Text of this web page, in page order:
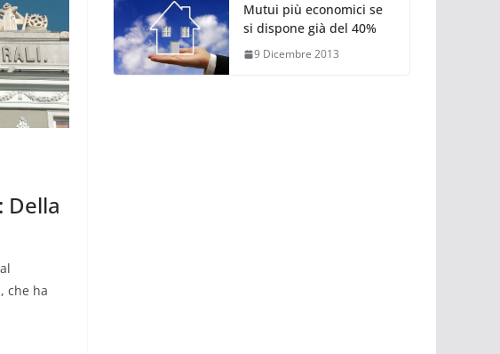
Della
che ha
Mutui più economici se
si dispone già del 40%
9 Dicembre 2013